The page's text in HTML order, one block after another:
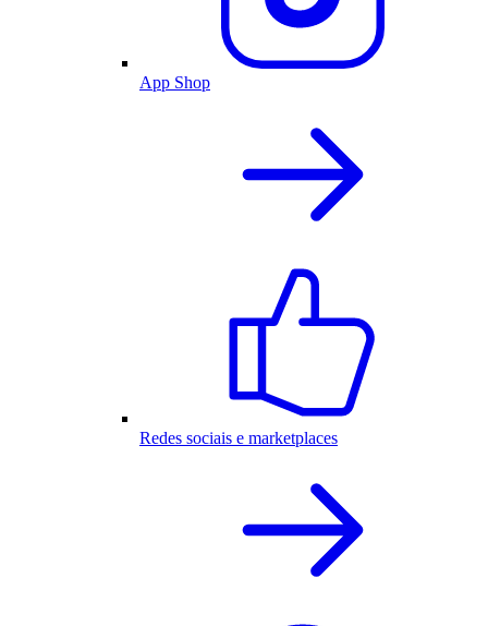
App Shop
Redes sociais e marketplaces